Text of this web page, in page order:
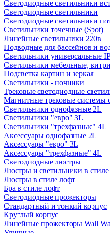
Светодиодные светильники
Светодиодные светильники
Светодиодные светильники
Светильники точечные (Spot)
Линейные светильники 220в
Подводные для бассейнов и
Светильники универсальные
Светильники мебельные,
Подсветка картин и зеркал
Светильники - ночники
Трековые светодиодные
Магнитные трековые системы
Светильники однофазные 2L
Светильники "евро" 3L
Светильники "трехфазные" 4L
Аксессуары однофазные 2L
Аксессуары "евро" 3L
Аксессуары "трехфазные" 4L
Светодиодные люстры
Люстры и светильники в
Люстры в стиле лофт
Бра в стиле лофт
Светодиодные прожекторы
Стандартный и тонкий корпус
Круглый корпус
Линейные прожекторы Wall